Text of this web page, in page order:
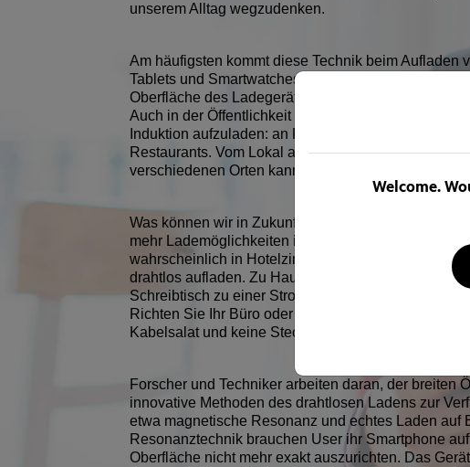
unserem Alltag wegzudenken.
Am häufigsten kommt diese Technik beim Aufladen
Tablets und Smartwatches zum Einsatz. Hierbei wird
Oberfläche des Ladegeräts gelegt und mithilfe von
Auch in der Öffentlichkeit gibt es immer mehr
Induktion aufzuladen: an Flughäfen, an Universitäten
Restaurants. Vom Lokal an der Ecke zu Starbucks:
verschiedenen Orten kann man Geräte drahtlos
Was können wir in Zukunft von drahtlosem Laden
mehr Lademöglichkeiten in öffentlichen Räumen.
wahrscheinlich in Hotelzimmern, im Flugzeug und in
drahtlos aufladen. Zu Hause können Sie eine ganze
Schreibtisch zu einer Stromquelle zum drahtlosen
Richten Sie Ihr Büro oder Ihr Heimkinosystem so
Kabelsalat und keine Steckdosenleisten mehr gibt.
Forscher und Techniker arbeiten daran, der breiten
innovative Methoden des drahtlosen Ladens zur
etwa magnetische Resonanz und echtes Laden auf
Resonanztechnik brauchen User ihr Smartphone
Oberfläche nicht mehr exakt auszurichten. Das
Welcome.